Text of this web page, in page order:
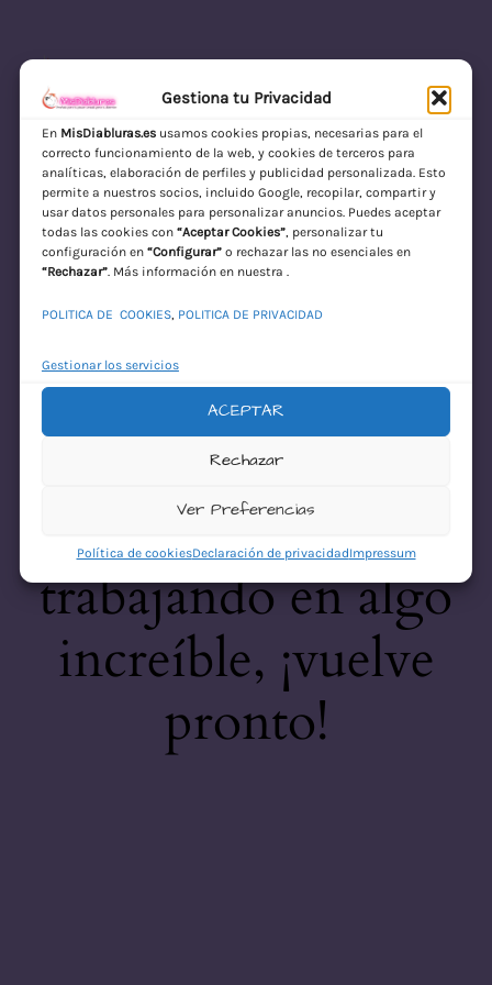
Gestiona tu Privacidad
En MisDiabluras.esusamos cookies propias, necesarias para el
correcto funcionamiento de la web, y cookies de terceros para
analíticas, elaboración de perfiles y publicidad personalizada. Esto
permite a nuestros socios, incluido Google, recopilar, compartir y
usar datos personales para personalizar anuncios. Puedes aceptar
todas las cookies con “Aceptar Cookies”, personalizar tu
configuración en “Configurar”o rechazar las no esenciales en
“Rechazar”. Más información en nuestra .
POLITICA DE COOKIES, POLITICA DE PRIVACIDAD
Gestionar los servicios
ACEPTAR
Rechazar
Ver Preferencias
Política de cookiesDeclaración de privacidadImpressum
MisDiabluras | Sexshop Online con Envío
Discreto en España
Acceder
¡Disculpa este
desastre! Estamos
trabajando en algo
increíble, ¡vuelve
pronto!